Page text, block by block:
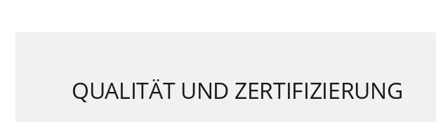
QUALITÄT UND ZERTIFIZIERUNG